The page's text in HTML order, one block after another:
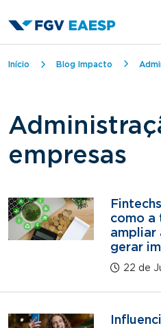
Trilha de
Início Blog Impacto
empresas
como a
ampliar
gerar
22 de